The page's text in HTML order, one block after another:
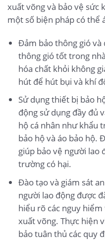
xuất võng và bảo vệ sức
một số biện pháp có thể
Đảm bảo thông gió và
thông gió tốt trong
hóa chất khỏi không
hút để hút bụi và khí
Sử dụng thiết bị bảo
động sử dụng đầy đủ
hộ cá nhân như khẩu
bảo hộ và áo bảo hộ.
giúp bảo vệ người lao
trường có hại.
Đào tạo và giám sát
người lao động được
hiểu rõ các nguy
xuất võng. Thực hiện
bảo tuân thủ các quy